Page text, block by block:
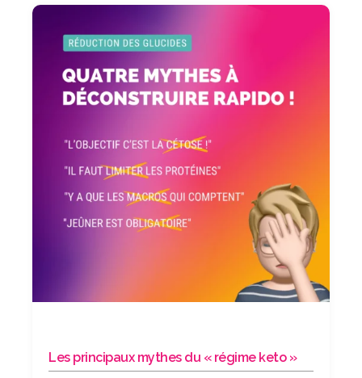
Les principaux mythes du « régime keto »